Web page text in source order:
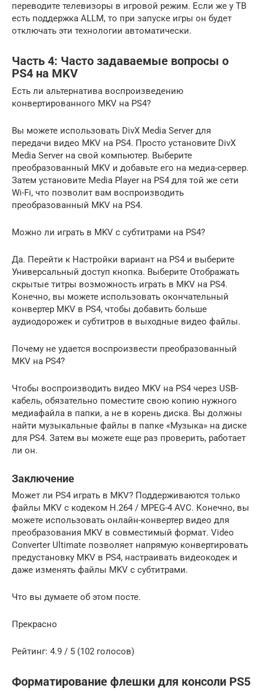
переводите телевизоры в игровой режим. Если же у ТВ
есть поддержка ALLM, то при запуске игры он будет
отключать эти технологии автоматически.
Часть 4: Часто задаваемые вопросы о
PS4 на MKV
Есть ли альтернатива воспроизведению
конвертированного MKV на PS4?
Вы можете использовать DivX Media Server для
передачи видео MKV на PS4. Просто установите DivX
Media Server на свой компьютер. Выберите
преобразованный MKV и добавьте его на медиа-сервер.
Затем установите Media Player на PS4 для той же сети
Wi-Fi, что позволит вам воспроизводить
преобразованный MKV на PS4.
Можно ли играть в MKV с субтитрами на PS4?
Да. Перейти к Настройки вариант на PS4 и выберите
Универсальный доступ кнопка. Выберите Отображать
скрытые титры возможность играть в MKV на PS4.
Конечно, вы можете использовать окончательный
конвертер MKV в PS4, чтобы добавить больше
аудиодорожек и субтитров в выходные видео файлы.
Почему не удается воспроизвести преобразованный
MKV на PS4?
Чтобы воспроизводить видео MKV на PS4 через USB-
кабель, обязательно поместите свою копию нужного
медиафайла в папки, а не в корень диска. Вы должны
найти музыкальные файлы в папке «Музыка» на диске
для PS4. Затем вы можете еще раз проверить, работает
ли он.
Заключение
Может ли PS4 играть в MKV? Поддерживаются только
файлы MKV с кодеком H.264 / MPEG-4 AVC. Конечно, вы
можете использовать онлайн-конвертер видео для
преобразования MKV в совместимый формат. Video
Converter Ultimate позволяет напрямую конвертировать
предустановку MKV в PS4, настраивать видеокодек и
даже изменять файлы MKV с субтитрами.
Что вы думаете об этом посте.
Прекрасно
Рейтинг: 4.9 / 5 (102 голосов)
Форматирование флешки для консоли PS5